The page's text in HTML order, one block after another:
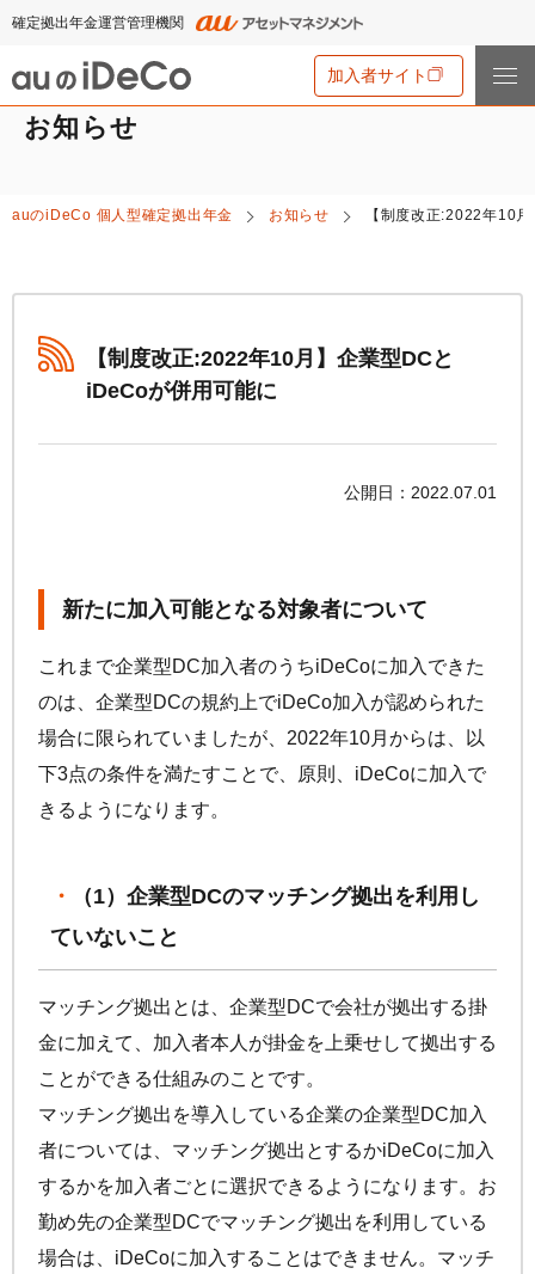
確定拠出年金運営管理機関
加入者サイト
iDeCo の加入条件
auの iDeCoの新規加入方法
他社のiDeCoからの変更方法
企業型確定拠出年金加入者の転職・退職時の移換手続き
年単位拠出(掛金の納付月と金額を指定)について
お申し込み後の手続きの流れ
運営における役割分担・年金資産の保護
資産運用・資産形成について学ぶ
あなたのお金を働き者に
運用商品一覧
リスク許容度診断
運用商品を知ろう
運用商品の配分方法
指定運用方法について
加入者サイトの使い方ガイド
加入後の諸変更手続きについて
お申し込み後に届く書類について
コラム キャンペーン
よくある質問
お知らせ
auのiDeCo 個人型確定拠出年金 お知らせ 【制度改正:2022年10
【制度改正:2022年10月】企業型DCと
iDeCoが併用可能に
公開日：2022.07.01
新たに加入可能となる対象者について
これまで企業型DC加入者のうちiDeCoに加入できた
のは、企業型DCの規約上でiDeCo加入が認められた
場合に限られていましたが、2022年10月からは、以
下3点の条件を満たすことで、原則、 iDeCoに加入で
きるようになります。
（1）企業型DCのマッチング拠出を利用し
ていないこと
マッチング拠出とは、企業型DCで会社が拠出する掛
金に加えて、加入者本人が掛金を上乗せして拠出する
ことができる仕組みのことです。
マッチング拠出を導入している企業の企業型DC加入
者については、マッチング拠出とするかiDeCoに加入
するかを加入者ごとに選択できるようになります。お
勤め先の企業型DCでマッチング拠出を利用している
場合は、 iDeCoに加入することはできません。マッチ